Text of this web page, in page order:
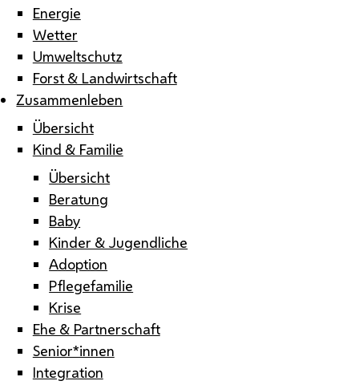
Energie
Wetter
Umweltschutz
Forst & Landwirtschaft
Zusammenleben
Übersicht
Kind & Familie
Übersicht
Beratung
Baby
Kinder & Jugendliche
Adoption
Pflegefamilie
Krise
Ehe & Partnerschaft
Senior*innen
Integration